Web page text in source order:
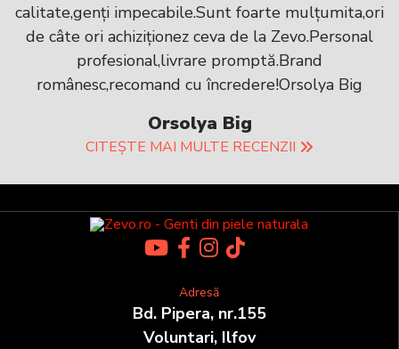
calitate,genți impecabile.Sunt foarte mulțumita,ori
de câte ori achiziționez ceva de la Zevo.Personal
profesional,livrare promptă.Brand
românesc,recomand cu încredere!Orsolya Big
Orsolya Big
CITEȘTE MAI MULTE RECENZII
Adresă
Bd. Pipera, nr.155
Voluntari, Ilfov